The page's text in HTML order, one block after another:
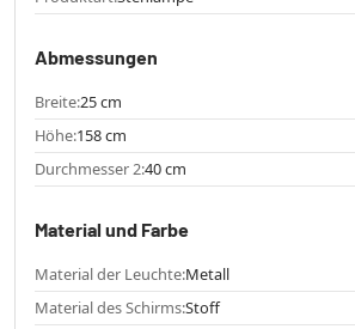
Abmessungen
Breite:25 cm
Höhe:158 cm
Durchmesser 2:40 cm
Material und Farbe
Material der Leuchte:Metall
Material des Schirms:Stoff